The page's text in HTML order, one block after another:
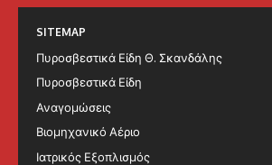
SITEMAP
Πυροσβεστικά Είδη Θ. Σκανδάλης
Πυροσβεστικά Είδη
Αναγομώσεις
Βιομηχανικό Αέριο
Ιατρικός Εξοπλισμός